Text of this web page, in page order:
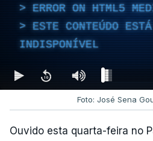
ERROR ON HTML5
ESTE CONTEÚDO
INDISPONÍVEL
Foto: José Sena
Ouvido esta quarta-feira no